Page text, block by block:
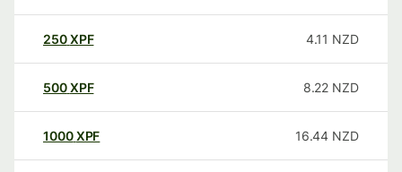
250XPF 4.11 NZD
500XPF 8.22 NZD
1000XPF 16.44 NZD